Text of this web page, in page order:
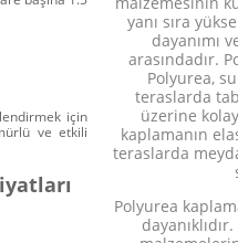
için
ve etkili
yanı sıra
dayanımı
arasındadır.
Polyurea,
teraslarda
üzerine
kaplamanın
teraslarda
Polyurea